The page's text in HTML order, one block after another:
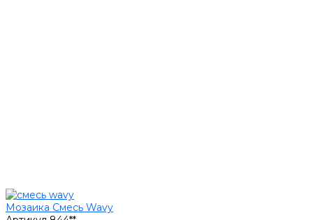
Мозаика Смесь Wavy